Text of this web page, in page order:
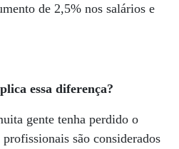
de 2,5% nos salários e
essa diferença?
gente tenha perdido o
são considerados